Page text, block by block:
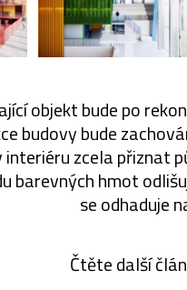
objekt bude po
budovy bude
interiéru zcela přiznat
barevných hmot
se odhaduje
Čtěte další